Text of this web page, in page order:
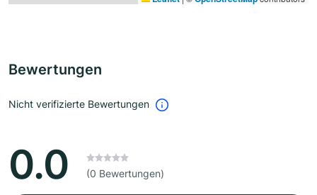
Bewertungen
Nicht verifizierte Bewertungen
0.0 (0 Bewertungen)